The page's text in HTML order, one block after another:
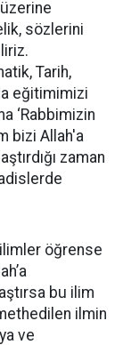
üzerine
sözlerini
Tarih,
eğitimimizi
‘Rabbimizin
bizi Allah'a
zaman
ilimler öğrense
bu ilim
ilmin
ve